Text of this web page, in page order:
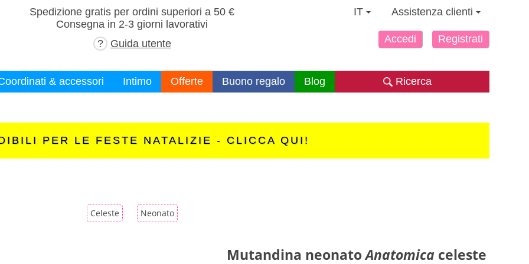
Spedizione gratis per ordini superiori a 50 €
Consegna in 2-3 giorni lavorativi
?
Guida utente
IT Assistenza clienti
Accedi Registrati
& accessori Intimo Offerte Buono regalo Blog Ricerca
PER LE FESTE NATALIZIE - CLICCA QUI!
Celeste Neonato
Mutandina neonatoAnatomica celeste
×